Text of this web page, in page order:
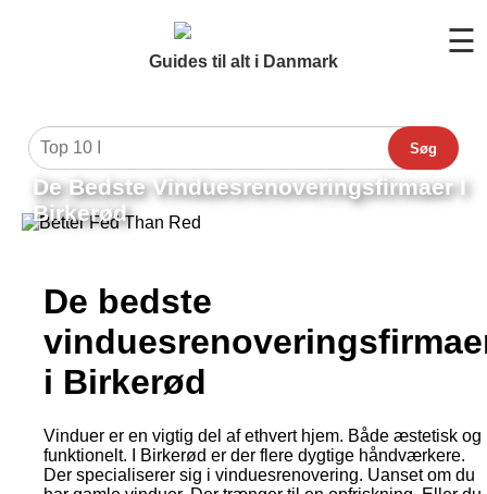
Guides til alt i Danmark
☰
Søg
De Bedste Vinduesrenoveringsfirmaer I
Birkerød
De bedste
i Birkerød
Vinduer er en vigtig del af ethvert hjem. Både æstetisk og
funktionelt. I Birkerød er der flere dygtige håndværkere.
Der specialiserer sig i vinduesrenovering. Uanset om du